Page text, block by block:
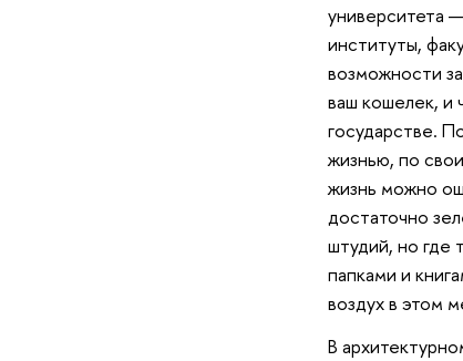
университета
институты,
возможности
ваш кошелек, и
государстве.
жизнью, по
жизнь можно
достаточно
штудий, но где
папками и
воздух в этом
В